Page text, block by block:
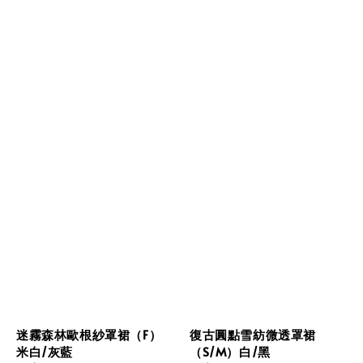
迷霧森林歐根紗罩裙（F）
米白/灰藍
復古圓點雪紡微透罩裙
（S/M）白/黑